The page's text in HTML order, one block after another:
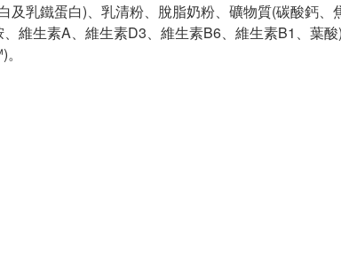
乳鐵蛋白)、乳清粉、脫脂奶粉、礦物質(碳酸鈣、
維生素A、維生素D3、維生素B6、維生素B1、葉酸)